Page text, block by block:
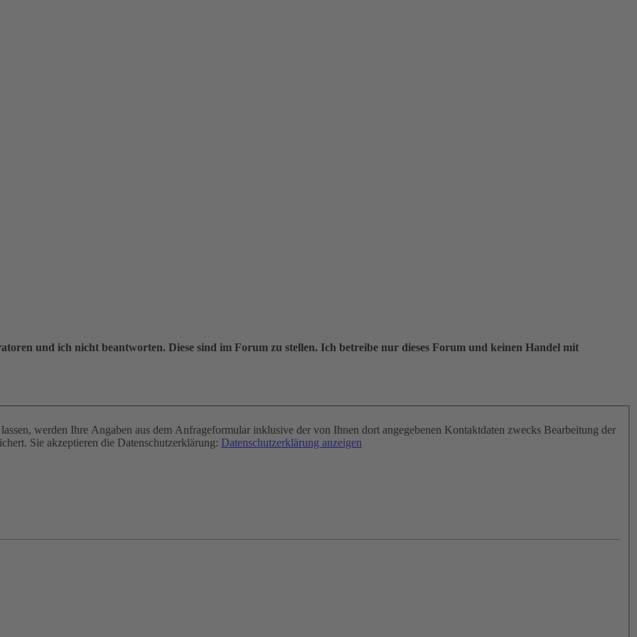
und ich nicht beantworten. Diese sind im Forum zu stellen. Ich betreibe nur dieses Forum und keinen Handel mit
werden Ihre Angaben aus dem Anfrageformular inklusive der von Ihnen dort angegebenen Kontaktdaten zwecks Bearbeitung der
Sie akzeptieren die Datenschutzerklärung: Datenschutzerklärung anzeigen